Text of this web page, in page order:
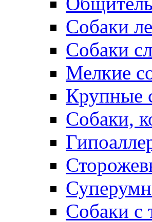
Собаки
Собаки
Мелкие
Крупные
Собаки,
Собаки с